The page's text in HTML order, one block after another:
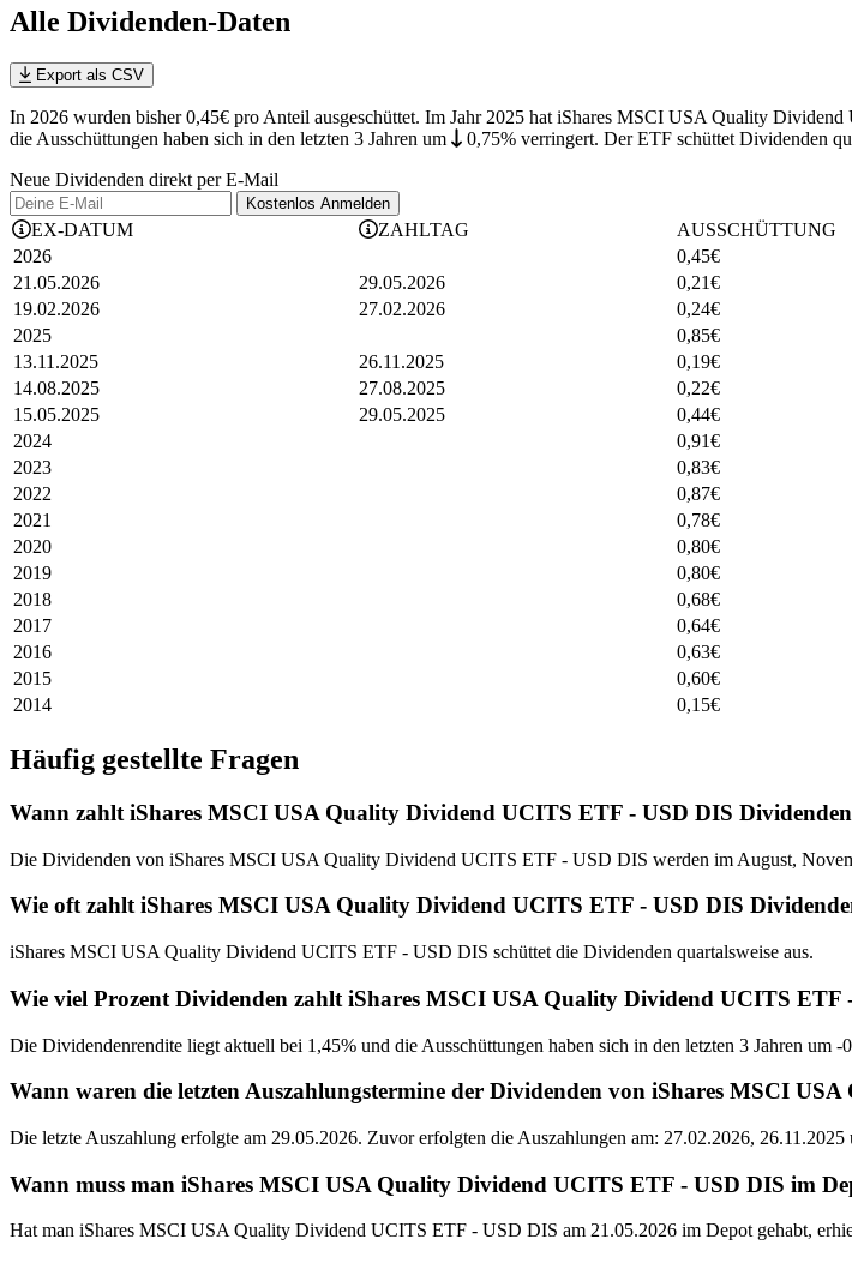
Alle Dividenden-Daten
Export als CSV
In 2026 wurden bisher 0,45€ pro Anteil ausgeschüttet. Im Jahr 2025 hat iShares MSCI USA Quality
die Ausschüttungen haben sich in den letzten 3 Jahren um 0,75% verringert. Der ETF schüttet Dividenden
Neue Dividenden direkt per E-Mail
Kostenlos Anmelden
EX-DATUM ZAHLTAG AUSSCHÜTTUNG
2026
0,45€
21.05.2026
29.05.2026 0,21€
19.02.2026
27.02.2026 0,24€
2025
0,85€
13.11.2025
26.11.2025 0,19€
14.08.2025
27.08.2025 0,22€
15.05.2025
29.05.2025 0,44€
2024
0,91€
2023
0,83€
2022
0,87€
2021
0,78€
2020
0,80€
2019
0,80€
2018
0,68€
2017
0,64€
2016
0,63€
2015
0,60€
2014
0,15€
Häufig gestellte Fragen
Wann zahlt iShares MSCI USA Quality Dividend UCITS ETF - USD DIS
Die Dividenden von iShares MSCI USA Quality Dividend UCITS ETF - USD DIS werden im August,
Wie oft zahlt iShares MSCI USA Quality Dividend UCITS ETF - USD DIS
iShares MSCI USA Quality Dividend UCITS ETF - USD DIS schüttet die Dividenden quartalsweise aus.
Wie viel Prozent Dividenden zahlt iShares MSCI USA Quality Dividend UCITS ETF
Die Dividendenrendite liegt aktuell bei 1,45% und die Ausschüttungen haben sich in den letzten 3 Jahren um -
Wann waren die letzten Auszahlungstermine der Dividenden von iShares MSCI
Die letzte Auszahlung erfolgte am 29.05.2026. Zuvor erfolgten die Auszahlungen am: 27.02.2026, 26.11.2025
Wann muss man iShares MSCI USA Quality Dividend UCITS ETF - USD DIS im
Hat man iShares MSCI USA Quality Dividend UCITS ETF - USD DIS am 21.05.2026 im Depot gehabt,